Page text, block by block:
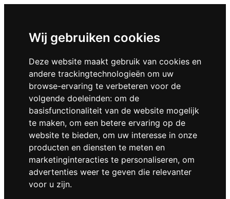
Wij gebruiken cookies
Deze website maakt gebruik van cookies en
andere trackingtechnologieën om uw
browse-ervaring te verbeteren voor de
volgende doeleinden: om de
basisfunctionaliteit van de website mogelijk
te maken, om een betere ervaring op de
website te bieden, om uw interesse in onze
producten en diensten te meten en
marketinginteracties te personaliseren, om
advertenties weer te geven die relevanter
voor u zijn.